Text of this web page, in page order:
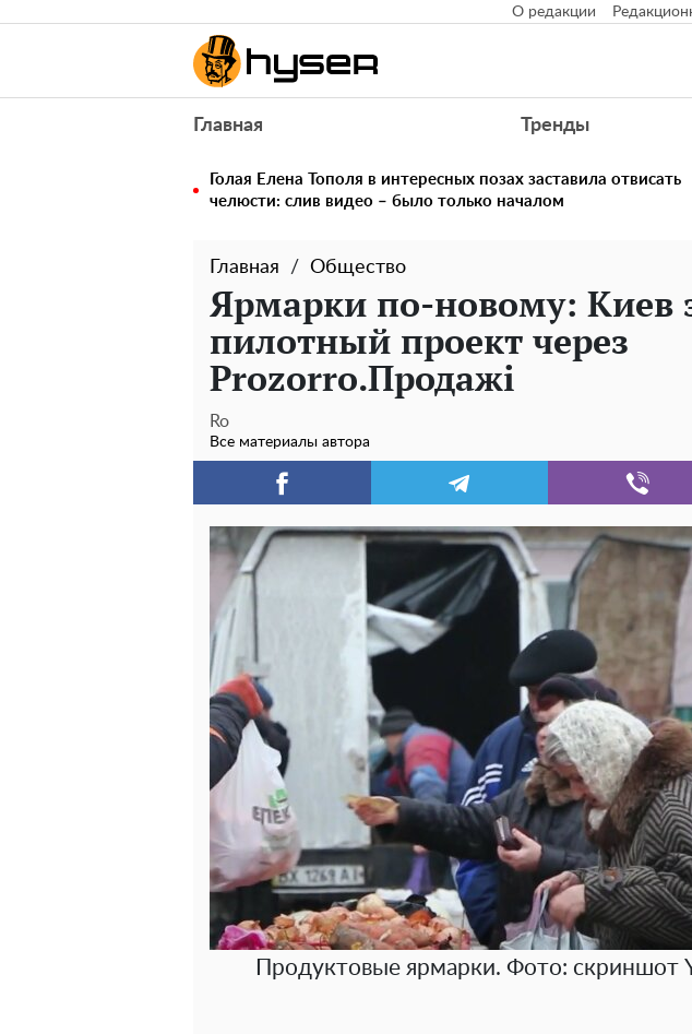
О редакции
Главная Тренды
Голая Елена Тополя в интересных позах заставила отвисать
челюсти: слив видео – было только началом
Главная Общество
Ярмарки по-новому: Киев
пилотный проект через
Prozorro.Продажі
Ro
Все материалы автора
Продуктовые ярмарки. Фото: скриншот